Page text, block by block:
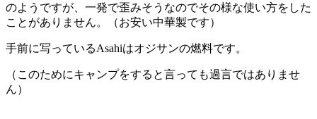
のようですが、一発で歪みそうなのでその様な使い方をした
ことがありません。（お安い中華製です）
手前に写っているAsahiはオジサンの燃料です。
（このためにキャンプをすると言っても過言ではありませ
ん）